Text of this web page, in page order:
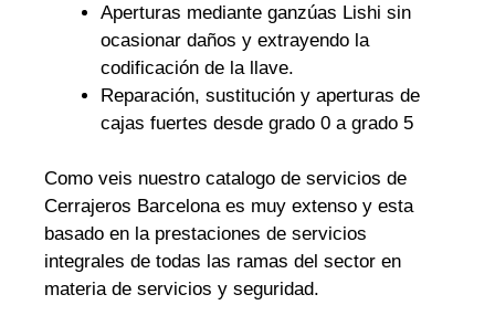
Aperturas mediante ganzúas Lishi sin
ocasionar daños y extrayendo la
codificación de la llave.
Reparación, sustitución y aperturas de
cajas fuertes desde grado 0 a grado 5
Como veis nuestro catalogo de servicios de
Cerrajeros Barcelona es muy extenso y esta
basado en la prestaciones de servicios
integrales de todas las ramas del sector en
materia de servicios y seguridad.